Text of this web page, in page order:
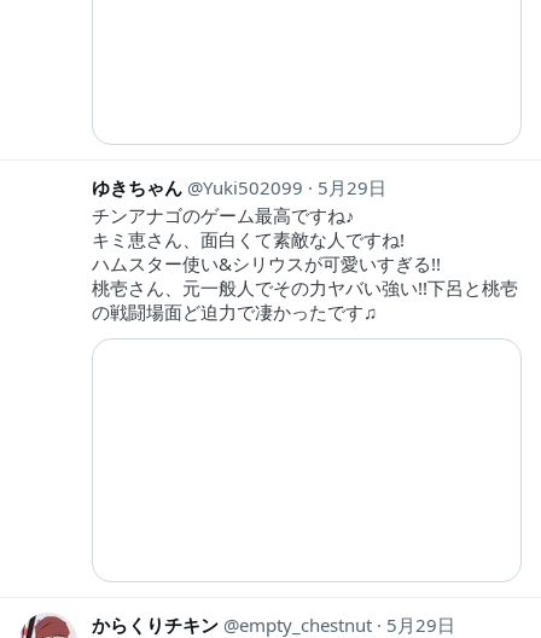
ゆきちゃん Yuki502099
5月29日
チンアナゴのゲーム最高ですね♪
キミ恵さん、面白くて素敵な人ですね!
ハムスター使い&シリウスが可愛いすぎる!!
桃壱さん、元一般人でその力ヤバい強い!!下呂と桃壱
の戦闘場面ど迫力で凄かったです♫
からくりチキン empty_chestnut
5月29日